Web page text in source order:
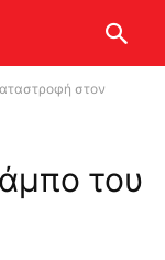
στον
του